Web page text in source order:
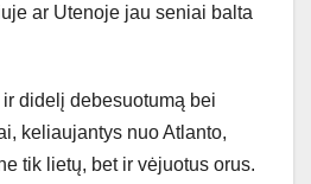
ar Utenoje jau seniai balta
didelį debesuotumą bei
keliaujantys nuo Atlanto,
tik lietų, bet ir vėjuotus orus.